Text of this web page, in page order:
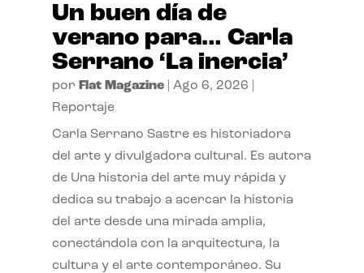
Un buen día de
verano para… Carla
Serrano ‘La inercia’
por Flat Magazine| Ago 6, 2026
Reportaje
Carla Serrano Sastre es historiadora
del arte y divulgadora cultural. Es autora
de Una historia del arte muy rápida y
dedica su trabajo a acercar la historia
del arte desde una mirada amplia,
conectándola con la arquitectura, la
cultura y el arte contemporáneo. Su